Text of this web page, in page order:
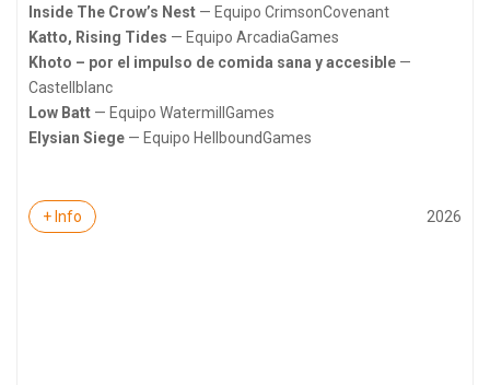
Inside The Crow’s Nest — Equipo CrimsonCovenant
Katto, Rising Tides — Equipo ArcadiaGames
Khoto – por el impulso de comida sana y accesible —
Castellblanc
Low Batt — Equipo WatermillGames
Elysian Siege — Equipo HellboundGames
+ Info 2026